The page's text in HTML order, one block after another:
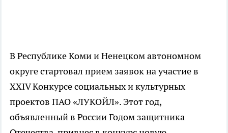
В Республике Коми и Ненецком автономном
округе стартовал прием заявок на участие в
XXIV Конкурсе социальных и культурных
проектов ПАО «ЛУКОЙЛ». Этот год,
объявленный в России Годом защитника